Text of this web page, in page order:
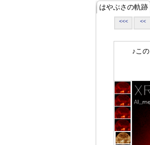
はやぶさの軌跡
<<< <<
♪この